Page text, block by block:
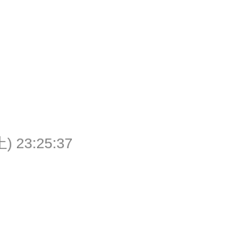
) 23:25:37